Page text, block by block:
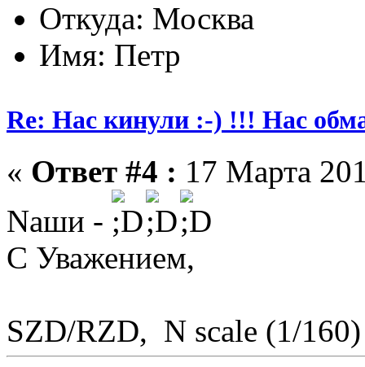
Откуда: Москва
Имя: Петр
Re: Нас кинули :-) !!! Нас
« Ответ #4 : 17 Марта
Nаши -
С Уважением,
SZD/RZD, N scale (1/